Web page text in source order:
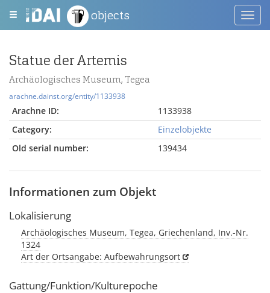
objects
Statue der Artemis
Archäologisches Museum, Tegea
arachne.dainst.org/entity/1133938
Arachne ID:
1133938
Category:
Einzelobjekte
Old serial number:
139434
Informationen zum Objekt
Lokalisierung
Archäologisches Museum, Tegea, Griechenland, Inv.-Nr.
1324
Art der Ortsangabe: Aufbewahrungsort
Gattung/Funktion/Kulturepoche